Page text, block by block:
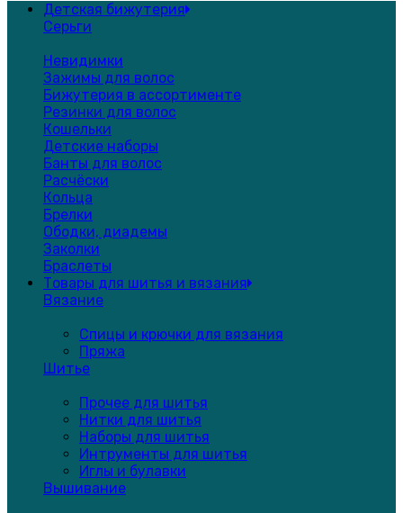
Детская бижутерия
Серьги
Невидимки
Зажимы для волос
Бижутерия в ассортименте
Резинки для волос
Кошельки
Детские наборы
Банты для волос
Расчёски
Кольца
Брелки
Ободки, диадемы
Заколки
Браслеты
Товары для шитья и вязания
Вязание
Спицы и крючки для вязания
Пряжа
Шитье
Прочее для шитья
Нитки для шитья
Наборы для шитья
Интрументы для шитья
Иглы и булавки
Вышивание